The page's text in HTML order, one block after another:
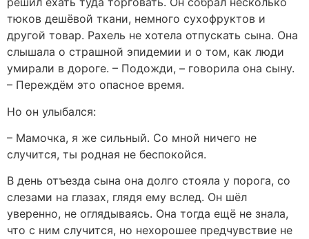
тюков дешёвой ткани, немного сухофруктов и
другой товар. Рахель не хотела отпускать сына. Она
слышала о страшной эпидемии и о том, как люди
умирали в дороге. – Подожди, – говорила она сыну.
– Переждём это опасное время.
Но он улыбался:
– Мамочка, я же сильный. Со мной ничего не
случится, ты родная не беспокойся.
В день отъезда сына она долго стояла у порога, со
слезами на глазах, глядя ему вслед. Он шёл
уверенно, не оглядываясь. Она тогда ещё не знала,
что с ним случится, но нехорошее предчувствие не